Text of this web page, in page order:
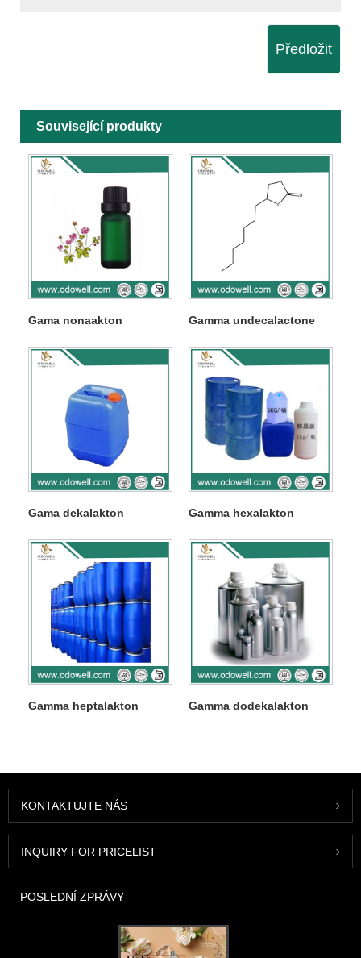
Předložit
Související produkty
Gama nonaakton Gamma undecalactone
Gama dekalakton Gamma hexalakton
Gamma heptalakton Gamma dodekalakton
KONTAKTUJTE NÁS
INQUIRY FOR PRICELIST
POSLEDNÍ ZPRÁVY